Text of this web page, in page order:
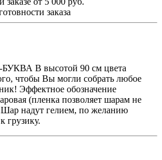
заказа
В высотой 90 см цвета
чтобы Вы могли собрать любое
Эффектное обозначение
(пленка позволяет шарам не
надут гелием, по желанию
грузику.